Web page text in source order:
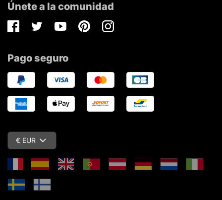
Únete a la comunidad
FacebookTwitterYoutubePinterestInstagram
Pago seguro
€ EUR